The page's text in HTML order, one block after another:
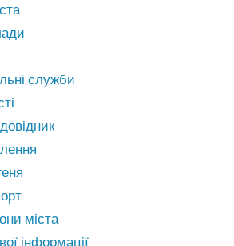
служби
міста
інформації